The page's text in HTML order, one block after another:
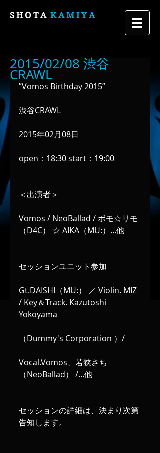
S H O T A K A M I Y A
2015/02/08 渋谷
CRAWL
”Vomos Birthday 2015”
渋谷CRAWL
2015年02月08日
open：18:30 start：19:00
＜出演者＞
Vomos / NeoBallad / ボモ☆リモ
（D4C） ☆ AIKA（MU:）...他
セッションユニット参加
Gt.DAISHI（MU:） ／ Violin. MIZ
/ Key＆Track. Kazutoshi
Yokoyama
（Dummy's Corporation ）/
Vocal.Vomos、若狭さち
（NeoBallad） /...他
セッションの詳細は、決まり次第
告知します。